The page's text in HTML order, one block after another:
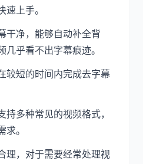
速上手。
干净，能够自动补全背
几乎看不出字幕痕迹。
较短的时间内完成去字幕
持多种常见的视频格式，
。
理，对于需要经常处理视